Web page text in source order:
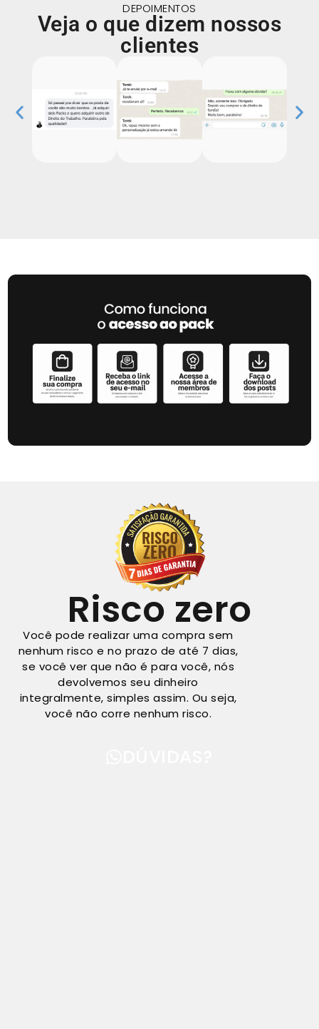
DEPOIMENTOS
Veja o que dizem nossos
clientes
Risco zero
Você pode realizar uma compra sem
nenhum risco e no prazo de até 7 dias,
se você ver que não é para você, nós
devolvemos seu dinheiro
integralmente, simples assim. Ou seja,
você não corre nenhum risco.